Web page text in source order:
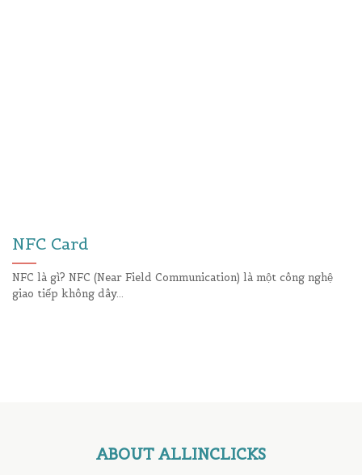
NFC Card
NFC là gì? NFC (Near Field Communication) là một công nghệ
giao tiếp không dây...
ABOUT ALLINCLICKS